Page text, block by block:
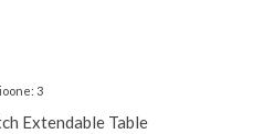
: 3
Extendable Table